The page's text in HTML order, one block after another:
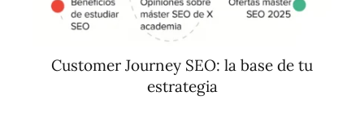
Customer Journey SEO: la base de tu
estrategia